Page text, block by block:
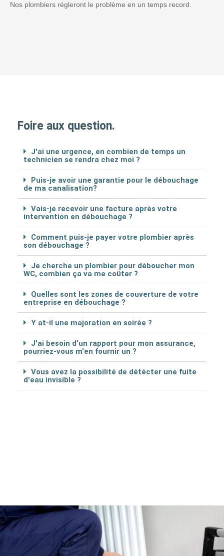
Nos plombiers régleront le problème en un temps record.
Foire aux question.
J'ai une urgence, en combien de temps un
technicien se rendra chez moi ?
Puis-je avoir une garantie pour le débouchage
de ma canalisation?
Vais-je recevoir une facture après votre
intervention en débouchage ?
Comment puis-je payer votre plombier après
son débouchage ?
Je cherche un plombier pour déboucher mon
WC, combien ça va me coûter ?
Quelles sont les zones de couverture de votre
entreprise en débouchage ?
Y at-il une majoration en soirée ?
J'ai besoin d'un rapport pour mon assurance,
pourriez-vous m'en fournir un ?
Vous avez la possibilité de détécter une fuite
d'eau invisible ?